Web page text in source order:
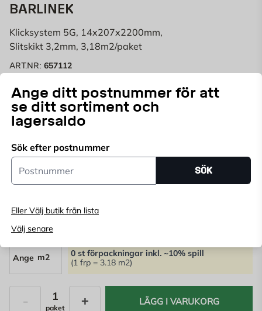
Ange ditt postnummer för att
se ditt sortiment och
lagersaldo
Sök efter postnummer
Postnummer
SÖK
Eller Välj butik från lista
Välj senare
BARLINEK
Klicksystem 5G, 14x207x2200mm,
Slitskikt 3,2mm, 3,18m2/paket
ART.NR: 657112
En ekparkett behandlad med naturolja med pärlvit
nyans som ger ditt rum ett ljust och behagligt uttryck.
Golvbrädorna är i plankformat med fasade långsidor
fram en lätt naturlig struktur och ger golvet ett nobelt
utseende.
Läs mer
Endast online
Angepostnummer för att se lagerstatus
2699,82 kr/paket
849
m2 0 st förpackningar inkl. ~10% spill
(1 frp = 3.18 m2)
paket
LÄGG I VARUKORG